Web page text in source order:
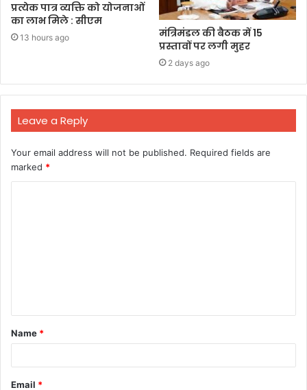
प्रत्येक पात्र व्यक्ति को योजनाओं
का लाभ मिले : सीएम
13 hours ago
मंत्रिमंडल की बैठक में 15
प्रस्तावों पर लगी मुहर
2 days ago
Leave a Reply
Your email address will not be published. Required fields are
marked *
t
*
Name *
Email *